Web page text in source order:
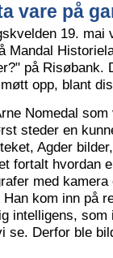
vare på
19.
Mandal
på
opp, blant
Nomedal
steder en
Agder
fortalt hvordan
med
kom inn på
intelligens,
se. Derfor ble